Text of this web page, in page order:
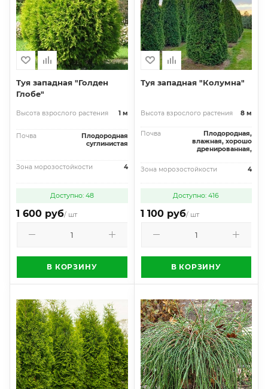
Туя западная "Голден
Глобе"
Высота взрослого растения 1 м
Почва
Плодородная
суглинистая
Зона морозостойкости 4
Доступно: 48
1 600 руб/ шт
В КОРЗИНУ
Туя западная "Колумна"
Высота взрослого растения 8 м
Почва
Плодородная,
влажная, хорошо
дренированная,
Зона морозостойкости 4
Доступно: 416
1 100 руб/ шт
В КОРЗИНУ